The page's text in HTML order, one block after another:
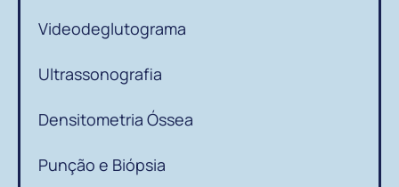
Videodeglutograma
Ultrassonografia
Densitometria Óssea
Punção e Biópsia